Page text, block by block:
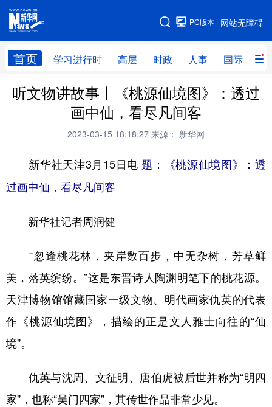
网站无障碍
PC版本
首页 学习进行时 高层 时政 人事 国际 财
网站地图
学习进行时 高层 时政 人事
财经 网评
全球连线
科技 科创 量子 体育
文化 书画
访谈 视频
食品 人居 信息化 数字经济
学术中国 乡村振兴 银龄 溯源中国
城市 旅游 能源 会展
公益 一带一路 亚太网 上市公司
文化产业
听文物讲故事丨《桃源仙境图》：透过
画中仙，看尽凡间客
2023-03-15 18:18:27 来源： 新华网
新华社天津3月15日电 题：《桃源仙境图》：透
过画中仙，看尽凡间客
新华社记者周润健
“忽逢桃花林，夹岸数百步，中无杂树，芳草鲜
美，落英缤纷。”这是东晋诗人陶渊明笔下的桃花源。
天津博物馆馆藏国家一级文物、明代画家仇英的代表
作《桃源仙境图》，描绘的正是文人雅士向往的“仙
境”。
仇英与沈周、文征明、唐伯虎被后世并称为“明四
家”，也称“吴门四家”，其传世作品非常少见。